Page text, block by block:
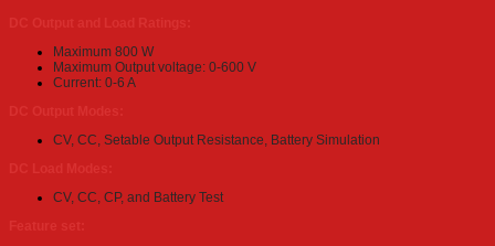
Maximum 800 W
Maximum Output voltage: 0-600 V
Current: 0-6 A
CV, CC, Setable Output Resistance, Battery Simulation
CV, CC, CP, and Battery Test